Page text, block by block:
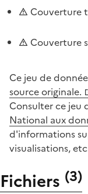
Couverture
Couverture
Ce jeu de
source originale.
Consulter ce jeu
National aux
d'informations
visualisations,
Fichiers (3)